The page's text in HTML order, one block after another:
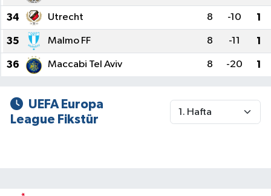
34 Utrecht 8 -10 1
35 Malmo FF 8 -11 1
36 Maccabi Tel Aviv 8 -20 1
UEFA Europa
League Fikstür